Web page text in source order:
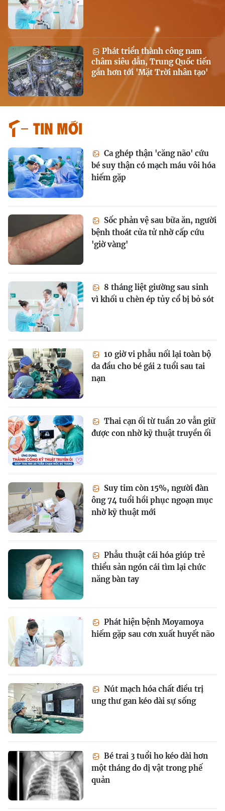
Phát triển thành công nam
châm siêu dẫn, Trung Quốc tiến
gần hơn tới 'Mặt Trời nhân tạo'
Tin mới
Ca ghép thận 'căng não' cứu
bé suy thận có mạch máu vôi hóa
hiếm gặp
Sốc phản vệ sau bữa ăn, người
bệnh thoát cửa tử nhờ cấp cứu
'giờ vàng'
8 tháng liệt giường sau sinh
vì khối u chèn ép tủy cổ bị bỏ sót
10 giờ vi phẫu nối lại toàn bộ
da đầu cho bé gái 2 tuổi sau tai
nạn
Thai cạn ối từ tuần 20 vẫn giữ
được con nhờ kỹ thuật truyền ối
Suy tim còn 15%, người đàn
ông 74 tuổi hồi phục ngoạn mục
nhờ kỹ thuật mới
Phẫu thuật cái hóa giúp trẻ
thiểu sản ngón cái tìm lại chức
năng bàn tay
Phát hiện bệnh Moyamoya
hiếm gặp sau cơn xuất huyết não
Nút mạch hóa chất điều trị
ung thư gan kéo dài sự sống
Bé trai 3 tuổi ho kéo dài hơn
một tháng do dị vật trong phế
quản